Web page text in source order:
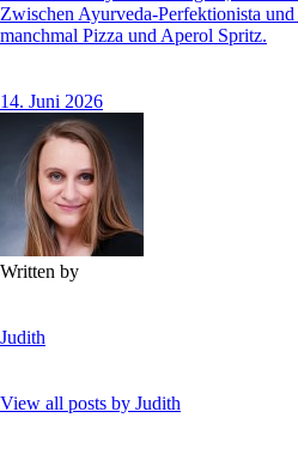
Zwischen Ayurveda-Perfektionista
manchmal Pizza und Aperol Spritz.
14. Juni 2026
Written by
Judith
View all posts by Judith